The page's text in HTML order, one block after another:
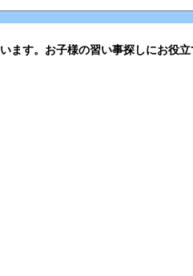
ます。お子様の習い事探しにお役立